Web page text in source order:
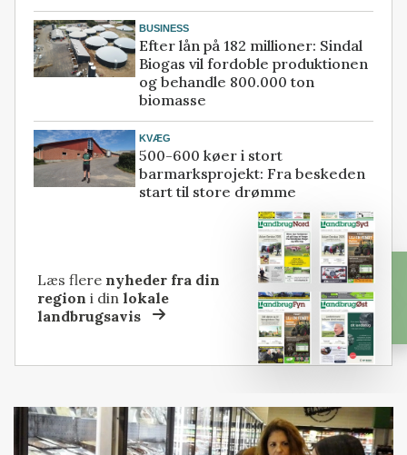
BUSINESS
Efter lån på 182 millioner: Sindal
Biogas vil fordoble produktionen
og behandle 800.000 ton
biomasse
KVÆG
500-600 køer i stort
barmarksprojekt: Fra beskeden
start til store drømme
Læs flere nyheder fra din
region i dinlokale
landbrugsavis